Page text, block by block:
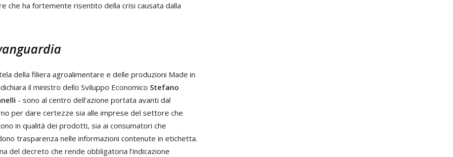
che ha fortemente risentito della crisi causata dalla
della filiera agroalimentare e delle produzioni Made in
il ministro dello Sviluppo Economico Stefano
- sono al centro dell’azione portata avanti dal
per dare certezze sia alle imprese del settore che
in qualità dei prodotti, sia ai consumatori che
trasparenza nelle informazioni contenute in etichetta.
del decreto che rende obbligatoria l’indicazione